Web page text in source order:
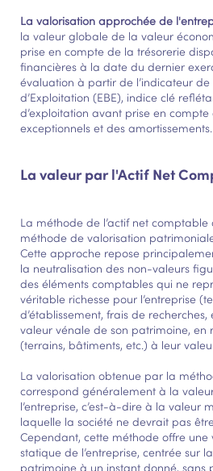
La valorisation approchée de
la valeur globale de la valeur
prise en compte de la trésorerie
financières à la date du dernier
évaluation à partir de l’indicateur de
d’Exploitation (EBE), indice clé
d’exploitation avant prise en
exceptionnels et des amortissements.
La valeur par l'Actif Net
La méthode de l’actif net comptable
méthode de valorisation
Cette approche repose
la neutralisation des non-valeurs
des éléments comptables qui ne
véritable richesse pour l’entreprise
d’établissement, frais de
valeur vénale de son patrimoine, en
(terrains, bâtiments, etc.) à leur
La valorisation obtenue par la
correspond généralement à la
l’entreprise, c’est-à-dire à la valeur
laquelle la société ne devrait pas
Cependant, cette méthode offre une
statique de l’entreprise, centrée sur
patrimoine à un instant donné, sans